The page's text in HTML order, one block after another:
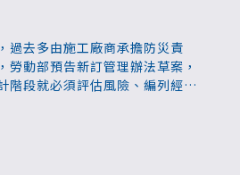
過去多由施工廠商承擔防災責
勞動部預告新訂管理辦法草案，
階段就必須評估風險、編列經
情節重大可加重處罰。法規公
3階段實施。